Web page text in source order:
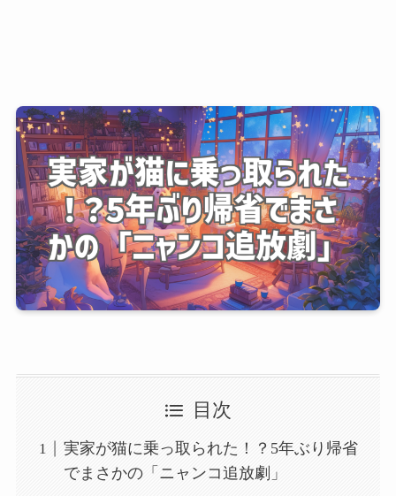
目次
実家が猫に乗っ取られた！？5年ぶり帰省
でまさかの「ニャンコ追放劇」